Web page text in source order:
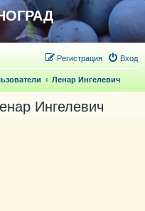
Вход
Регистрация
Ленар Ингелевич
Ингелевич